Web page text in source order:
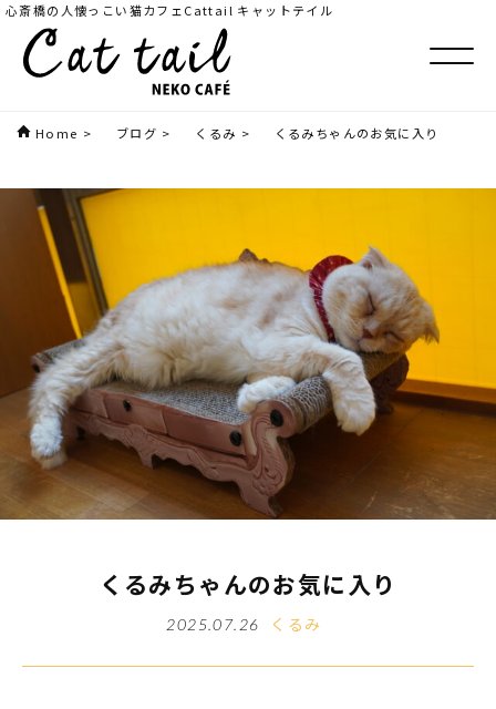
心斎橋の人懐っこい猫カフェCattail キャットテイル
Home > ブログ > くるみ > くるみちゃんのお気に入り
くるみちゃんのお気に入り
2025.07.26 くるみ